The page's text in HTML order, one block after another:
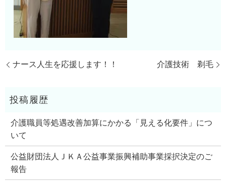
ナース人生を応援します！！ 介護技術 剃毛
介護職員等処遇改善加算にかかる「見える化要件」につ
いて
公益財団法人ＪＫＡ公益事業振興補助事業採択決定のご
報告